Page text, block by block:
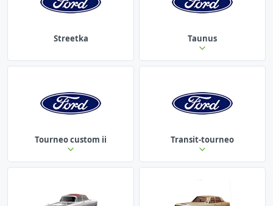
Streetka Taunus
Tourneo custom ii Transit-tourneo